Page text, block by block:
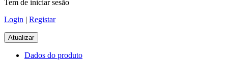
Tem de iniciar sesão
Login | Registar
Dados do produto